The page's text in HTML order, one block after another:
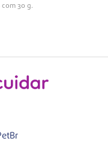
30 g.